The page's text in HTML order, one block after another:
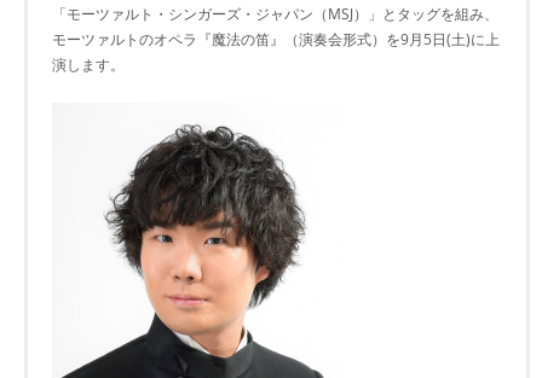
「モーツァルト・シンガーズ・ジャパン（MSJ）」とタッグを組み、
モーツァルトのオペラ『魔法の笛』（演奏会形式）を9月5日(土)に上
演します。